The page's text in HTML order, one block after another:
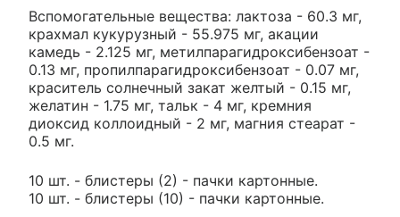
Вспомогательные вещества: лактоза - 60.3 мг,
крахмал кукурузный - 55.975 мг, акации
камедь - 2.125 мг, метилпарагидроксибензоат -
0.13 мг, пропилпарагидроксибензоат - 0.07 мг,
краситель солнечный закат желтый - 0.15 мг,
желатин - 1.75 мг, тальк - 4 мг, кремния
диоксид коллоидный - 2 мг, магния стеарат -
0.5 мг.
10 шт. - блистеры (2) - пачки картонные.
10 шт. - блистеры (10) - пачки картонные.